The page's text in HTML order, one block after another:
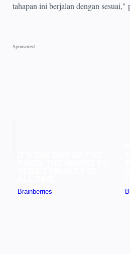
tahapan ini berjalan dengan